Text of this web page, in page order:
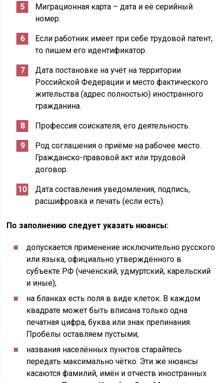
Миграционная карта – дата и её серийный
номер.
Если работник имеет при себе трудовой патент,
то пишем его идентификатор.
Дата постановке на учёт на территории
Российской Федерации и место фактического
жительства (адрес полностью) иностранного
гражданина.
Профессия соискателя, его деятельность.
Род соглашения о приёме на рабочее место.
Гражданско-правовой акт или трудовой
договор.
Дата составления уведомления, подпись,
расшифровка и печать (если есть).
По заполнению следует указать нюансы:
допускается применение исключительно русского
или языка, официально утверждённого в
субъекте РФ (чеченский, удмуртский, карельский
и иные);
на бланках есть поля в виде клеток. В каждом
квадрате может быть вписана только одна
печатная цифра, буква или знак препинания.
Пробелы оставляем пустыми;
названия населённых пунктов старайтесь
передать максимально чётко. Эти же нюансы
касаются фамилий, имён и отчеств иностранных